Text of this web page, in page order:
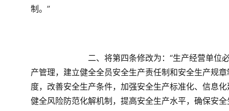
制。”
二、将第四条修改为：“生产经营单位
产管理，建立健全全员安全生产责任制和安全生产规
度，改善安全生产条件，加强安全生产标准化、信息
健全风险防范化解机制，提高安全生产水平，确保安